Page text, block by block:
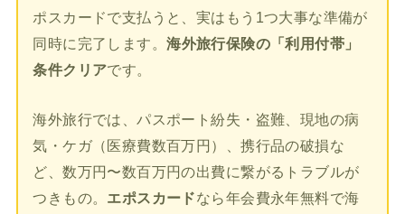
ポスカードで支払うと、実はもう1つ大事な準備が
同時に完了します。海外旅行保険の「利用付帯」
条件クリアです。
海外旅行では、パスポート紛失・盗難、現地の病
気・ケガ（医療費数百万円）、携行品の破損な
ど、数万円〜数百万円の出費に繋がるトラブルが
つきもの。 エポスカードなら年会費永年無料で海